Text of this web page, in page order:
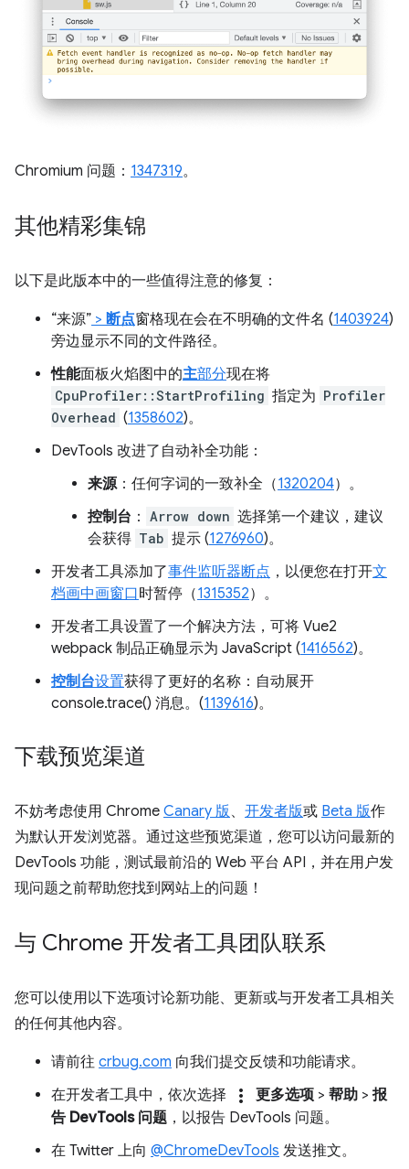
Chromium 问题： 1347319。
其他精彩集锦
以下是此版本中的一些值得注意的修复：
“来源” > 断点窗格现在会在不明确的文件名 (1403924)
旁边显示不同的文件路径。
性能面板火焰图中的主部分现在将
CpuProfiler::StartProfiling 指定为 Profiler
Overhead (1358602)。
DevTools 改进了自动补全功能：
来源：任何字词的一致补全（1320204）。
控制台 ： Arrow down 选择第一个建议，建议
会获得 Tab 提示 (1276960)。
开发者工具添加了事件监听器断点 ，以便您在打开文
档画中画窗口时暂停（1315352）。
开发者工具设置了一个解决方法，可将 Vue2
webpack 制品正确显示为 JavaScript (1416562)。
控制台设置获得了更好的名称：自动展开
console.trace() 消息。(1139616)。
下载预览渠道
不妨考虑使用 Chrome Canary 版 、 开发者版或 Beta 版作
为默认开发浏览器。通过这些预览渠道，您可以访问最新的
DevTools 功能，测试最前沿的 Web 平台 API，并在用户发
现问题之前帮助您找到网站上的问题！
与 Chrome 开发者工具团队联系
您可以使用以下选项讨论新功能、更新或与开发者工具相关
的任何其他内容。
请前往 crbug.com 向我们提交反馈和功能请求。
在开发者工具中，依次选择
more_vert 更多选项 > 帮助 > 报
告 DevTools 问题 ，以报告 DevTools 问题。
在 Twitter 上向 @ChromeDevTools 发送推文。